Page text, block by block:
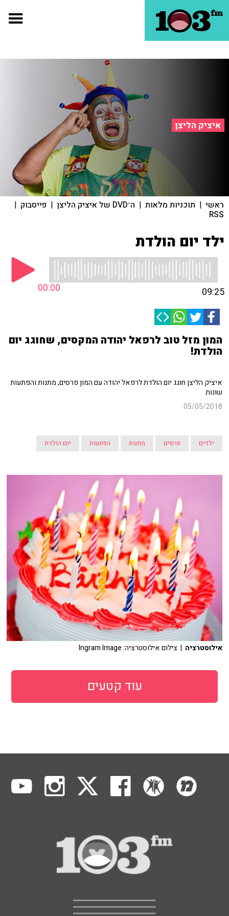
איציק הליצן
ראשי | תוכניות מלאות | ה־DVD של איציק הליצן | פייסבוק |
RSS
ילד יום הולדת
00:00 09:25
המון מזל טוב לרפאל יהודה המקסים, שחוגג יום
הולדת!
איציק הליצן חוגג יום הולדת לרפאל יהודה עם המון פרסים, מתנות והפתעות
שונות
05/05/2018
ילדים פרסים מתנות הפתעות יום הולדת
אילוסטרציה | צילום אילוסטרציה: Ingram Image
עוד קטעים